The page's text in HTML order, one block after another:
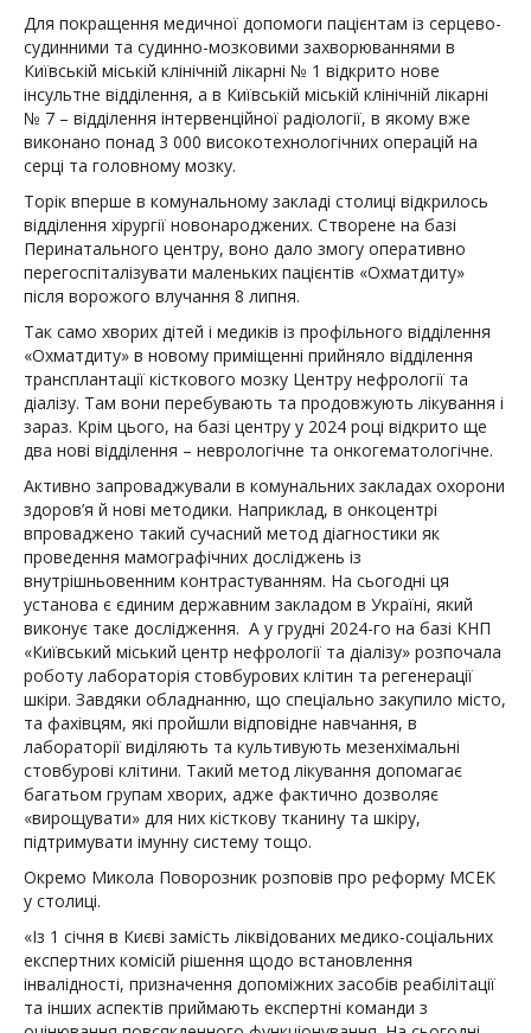
Для покращення медичної допомоги пацієнтам із серцево-
судинними та судинно-мозковими захворюваннями в
Київській міській клінічній лікарні № 1 відкрито нове
інсультне відділення, а в Київській міській клінічній лікарні
№ 7 – відділення інтервенційної радіології, в якому вже
виконано понад 3 000 високотехнологічних операцій на
серці та головному мозку.
Торік вперше в комунальному закладі столиці відкрилось
відділення хірургії новонароджених. Створене на базі
Перинатального центру, воно дало змогу оперативно
перегоспіталізувати маленьких пацієнтів «Охматдиту»
після ворожого влучання 8 липня.
Так само хворих дітей і медиків із профільного відділення
«Охматдиту» в новому приміщенні прийняло відділення
трансплантації кісткового мозку Центру нефрології та
діалізу. Там вони перебувають та продовжують лікування і
зараз. Крім цього, на базі центру у 2024 році відкрито ще
два нові відділення – неврологічне та онкогематологічне.
Активно запроваджували в комунальних закладах охорони
здоров’я й нові методики. Наприклад, в онкоцентрі
впроваджено такий сучасний метод діагностики як
проведення мамографічних досліджень із
внутрішньовенним контрастуванням. На сьогодні ця
установа є єдиним державним закладом в Україні, який
виконує таке дослідження. А у грудні 2024-го на базі КНП
«Київський міський центр нефрології та діалізу» розпочала
роботу лабораторія стовбурових клітин та регенерації
шкіри. Завдяки обладнанню, що спеціально закупило місто,
та фахівцям, які пройшли відповідне навчання, в
лабораторії виділяють та культивують мезенхімальні
стовбурові клітини. Такий метод лікування допомагає
багатьом групам хворих, адже фактично дозволяє
«вирощувати» для них кісткову тканину та шкіру,
підтримувати імунну систему тощо.
Окремо Микола Поворозник розповів про реформу МСЕК
у столиці.
«Із 1 січня в Києві замість ліквідованих медико-соціальних
експертних комісій рішення щодо встановлення
інвалідності, призначення допоміжних засобів реабілітації
та інших аспектів приймають експертні команди з